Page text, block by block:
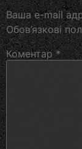
Ваша e-mail
Обов’язкові
Коментар*